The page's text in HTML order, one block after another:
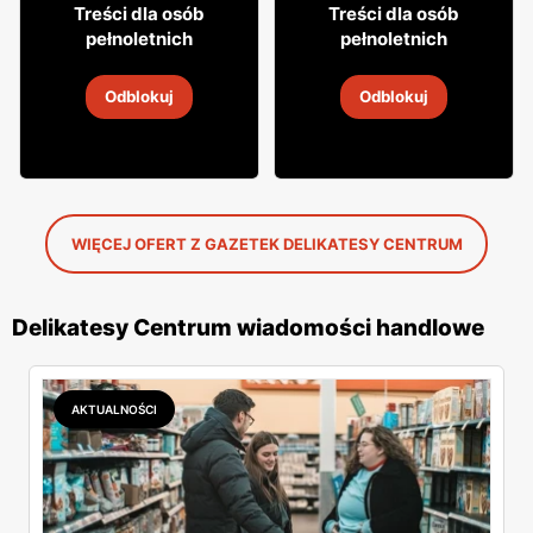
9
19 sie 2026
Treści dla osób
pełnoletnich
Odblokuj
29
19 sie 2026
Treści dla osób
pełnoletnich
Odblokuj
WIĘCEJ OFERT Z GAZETEK DELIKATESY CENTRUM
Delikatesy Centrum wiadomości handlowe
AKTUALNOŚCI